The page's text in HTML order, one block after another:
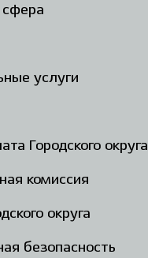
сфера
услуги
Городского округа
комиссия
округа
безопасность